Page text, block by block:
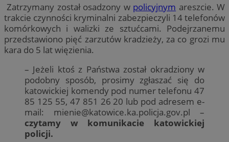
Zatrzymany został osadzony w policyjnym areszcie. W
trakcie czynności kryminalni zabezpieczyli 14 telefonów
komórkowych i walizki ze sztućcami. Podejrzanemu
przedstawiono pięć zarzutów kradzieży, za co grozi mu
kara do 5 lat więzienia.
– Jeżeli ktoś z Państwa został okradziony w
podobny sposób, prosimy zgłaszać się do
katowickiej komendy pod numer telefonu 47
85 125 55, 47 851 26 20 lub pod adresem e-
mail: mienie@katowice.ka.policja.gov.pl –
czytamy w komunikacie katowickiej
policji.